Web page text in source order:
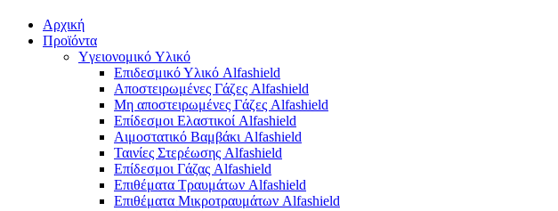
Αρχική
Προϊόντα
Yγειονομικό Yλικό
Επιδεσμικό Υλικό Alfashield
Αποστειρωμένες Γάζες Alfashield
Μη αποστειρωμένες Γάζες Alfashield
Επίδεσμοι Ελαστικοί Alfashield
Αιμοστατικό Βαμβάκι Alfashield
Ταινίες Στερέωσης Alfashield
Επίδεσμοι Γάζας Alfashield
Επιθέματα Τραυμάτων Alfashield
Επιθέματα Μικροτραυμάτων Alfashield